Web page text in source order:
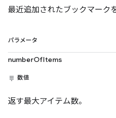
最近追加されたブックマーク
パラメータ
numberOfItems
数値
返す最大アイテム数。